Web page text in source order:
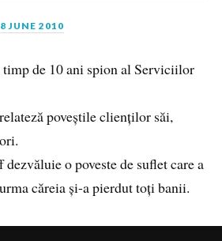
8 JUNE 2010
timp de 10 ani spion al Serviciilor
poveștile clienților săi,
o poveste de suflet care a
căreia și-a pierdut toți banii.